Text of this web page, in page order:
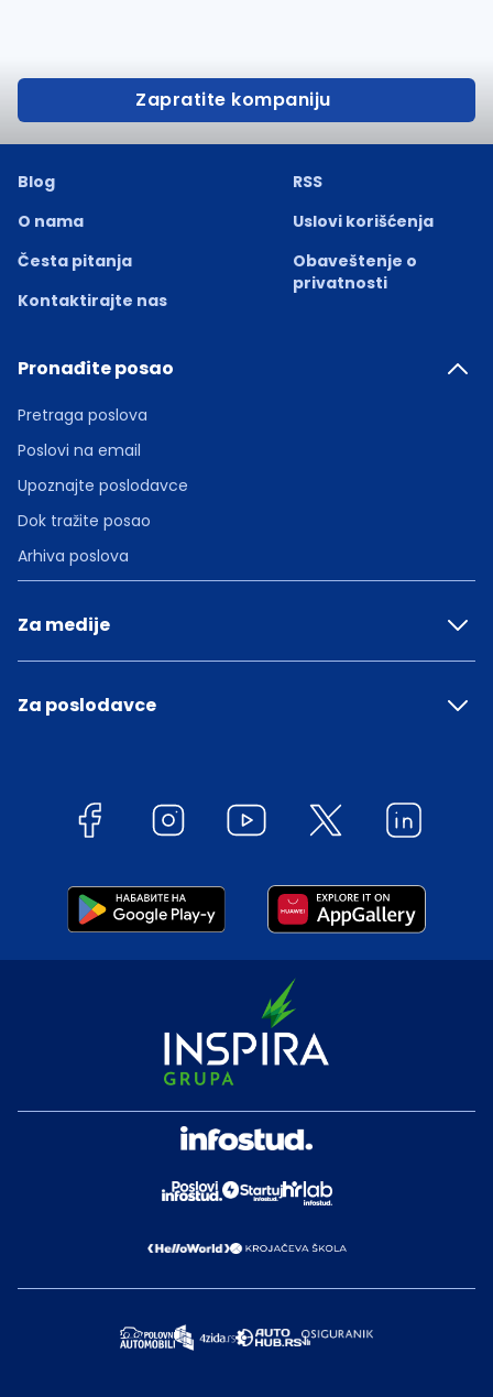
Zapratite kompaniju
Blog
O nama
Česta pitanja
Kontaktirajte nas
RSS
Uslovi korišćenja
Obaveštenje o
privatnosti
Pronađite posao
Pretraga poslova
Poslovi na email
Upoznajte poslodavce
Dok tražite posao
Arhiva poslova
Za medije
Za poslodavce